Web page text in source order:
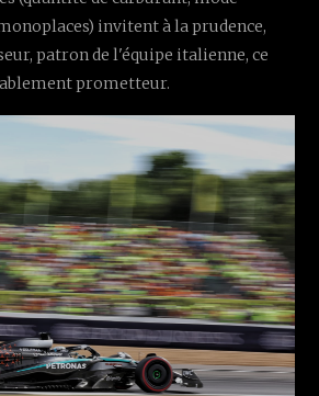
invitent à la prudence,
patron de l'équipe italienne, ce
prometteur.